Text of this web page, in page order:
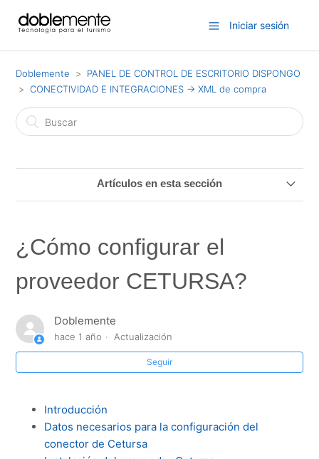
Iniciar sesión
Doblemente
PANEL DE CONTROL DE ESCRITORIO DISPONGO
CONECTIVIDAD E INTEGRACIONES -> XML de compra
Artículos en esta sección
Sistema de mapeo automático de productos
Datos necesarios para la integración de Enterprise
¿Cómo configurar el proveedor Enterprise de alquiler
de coches?
¿Cómo configurar el proveedor CETURSA?
Visualizar y gestionar errores de canales de compra
¿Cómo configurar el
proveedor CETURSA?
Doblemente
hace 1 año Actualización
Seguir
Introducción
Datos necesarios para la configuración del
conector de Cetursa